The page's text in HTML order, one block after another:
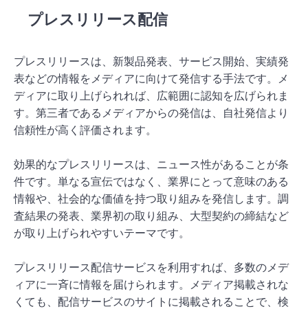
プレスリリース配信
プレスリリースは、新製品発表、サービス開始、実績発
表などの情報をメディアに向けて発信する手法です。メ
ディアに取り上げられれば、広範囲に認知を広げられま
す。第三者であるメディアからの発信は、自社発信より
信頼性が高く評価されます。
効果的なプレスリリースは、ニュース性があることが条
件です。単なる宣伝ではなく、業界にとって意味のある
情報や、社会的な価値を持つ取り組みを発信します。調
査結果の発表、業界初の取り組み、大型契約の締結など
が取り上げられやすいテーマです。
プレスリリース配信サービスを利用すれば、多数のメデ
ィアに一斉に情報を届けられます。メディア掲載されな
くても、配信サービスのサイトに掲載されることで、検